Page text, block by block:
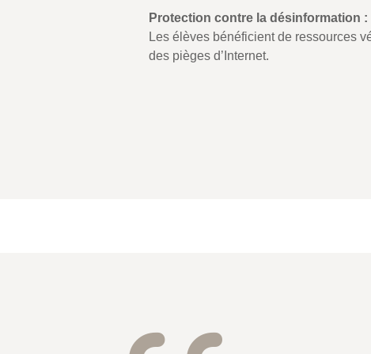
Protection contre la désinformation :
Les élèves bénéficient de ressources
des pièges d’Internet.